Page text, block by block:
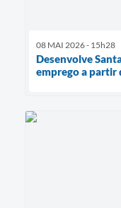
08 MAI 2026 - 15h28
Desenvolve
emprego a partir